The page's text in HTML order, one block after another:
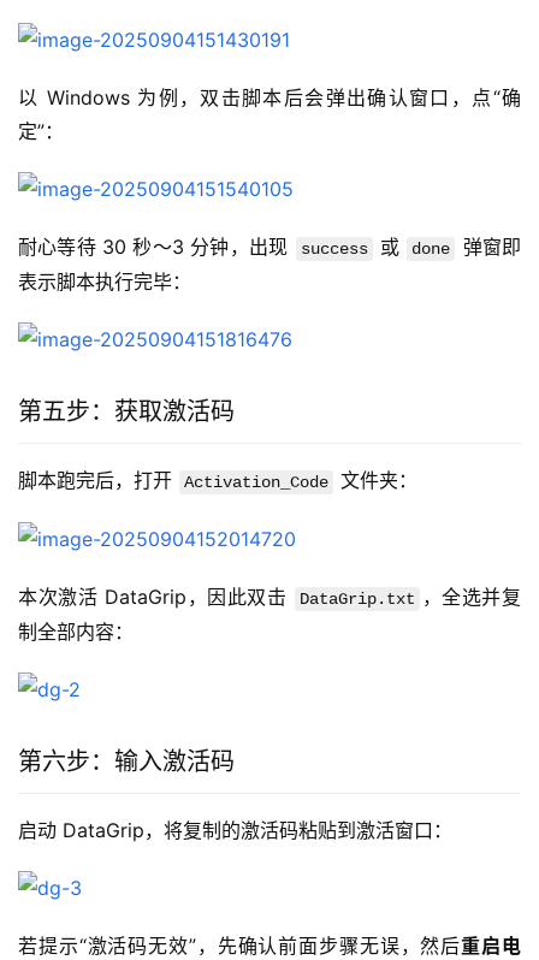
以 Windows 为例，双击脚本后会弹出确认窗口，点“确
定”：
耐心等待 30 秒～3 分钟，出现 success 或 done
弹窗即
表示脚本执行完毕：
第五步：获取激活码
脚本跑完后，打开 Activation_Code 文件夹：
本次激活 DataGrip，因此双击 DataGrip.txt ，全选并复
制全部内容：
第六步：输入激活码
启动 DataGrip，将复制的激活码粘贴到激活窗口：
若提示“激活码无效”，先确认前面步骤无误，然后重启电